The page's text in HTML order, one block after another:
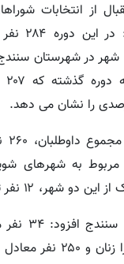
از انتخابات
بوده
شهر در شهرستان
و ۲۴ نفر مربوط به
۱۲ نفر ثبت نام کرده اند.